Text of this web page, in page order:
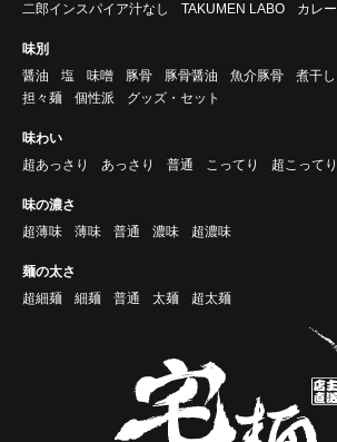
二郎インスパイア汁なし
TAKUMEN LABO カレー
味別
醤油
塩 味噌 豚骨 豚骨醤油 魚介豚骨 煮干し
担々麺
個性派 グッズ・セット
味わい
超あっさり
あっさり 普通 こってり 超こってり
味の濃さ
超薄味
薄味 普通 濃味 超濃味
麺の太さ
超細麺
細麺 普通 太麺 超太麺